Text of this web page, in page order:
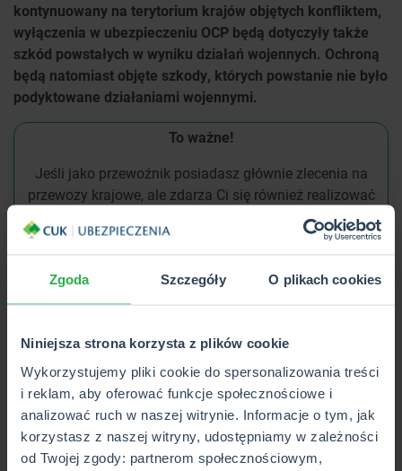
Zgoda Szczegóły O plikach cookies
Niniejsza strona korzysta z plików cookie
Wykorzystujemy pliki cookie do spersonalizowania treści
i reklam, aby oferować funkcje społecznościowe i
analizować ruch w naszej witrynie. Informacje o tym, jak
korzystasz z naszej witryny, udostępniamy w zależności
od Twojej zgody: partnerom społecznościowym,
kontynuowany na terytorium krajów objętych konfliktem,
wyłączenia w ubezpieczeniu OCP będą dotyczyły także
szkód powstałych w wyniku działań wojennych. Ochroną
będą natomiast objęte szkody, których powstanie nie było
podyktowane działaniami wojennymi.
To ważne!
Jeśli jako przewoźnik posiadasz głównie zlecenia na
przewozy krajowe, ale zdarza Ci się również realizować
przewozy międzynarodowe, zabezpiecz się, wykupując
ubezpieczenie OCPD zarówno w ruchu krajowym, jak i
Ubezpieczenie OC przewoźnika –
rozszerzenie zakresu ochrony
Kupując ubezpieczenie OCP, warto zwrócić uwagę na
możliwe rozszerzenia. Za dodatkową opłatą do składki
przewoźnik może poszerzyć zakres ochrony. Standardowe
OC przewoźnika drogowego nie obejmuje zwykle żywego
towaru. W CUK można jednak na przykład wykupić